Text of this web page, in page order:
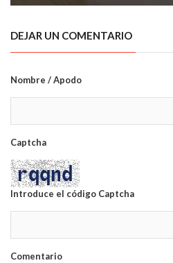
DEJAR UN COMENTARIO
Nombre / Apodo
Captcha
Introduce el código Captcha
Comentario